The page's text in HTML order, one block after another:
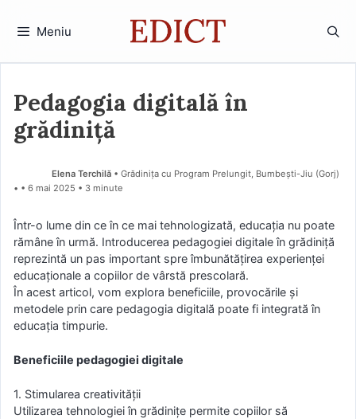
Meniu
Pedagogia digitală în
grădiniță
Elena Terchilă • Grădinița cu Program Prelungit, Bumbești-Jiu (Gorj)
•
6 mai 2025 • 3 minute
Într-o lume din ce în ce mai tehnologizată, educația nu poate
rămâne în urmă. Introducerea pedagogiei digitale în grădiniță
reprezintă un pas important spre îmbunătățirea experienței
educaționale a copiilor de vârstă prescolară.
În acest articol, vom explora beneficiile, provocările și
metodele prin care pedagogia digitală poate fi integrată în
educația timpurie.
Beneficiile pedagogiei digitale
1. Stimularea creativității
Utilizarea tehnologiei în grădinițe permite copiilor să